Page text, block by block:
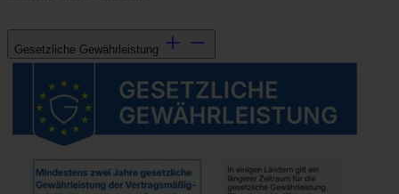
Gesetzliche Gewährleistung